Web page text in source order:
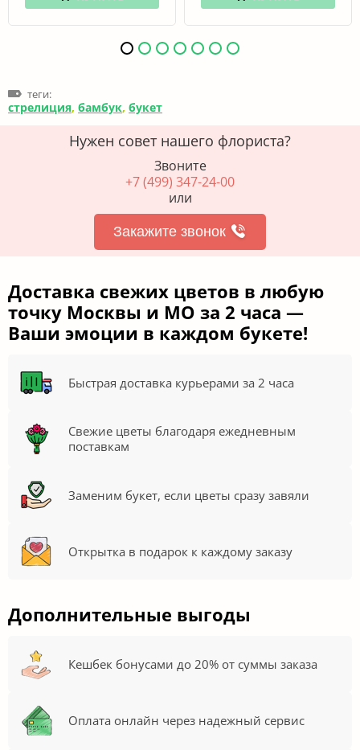
теги:
стрелиция, бамбук, букет
Нужен совет нашего флориста?
Звоните
+7 (499) 347-24-00
или
Закажите звонок
Доставка свежих цветов в любую
точку Москвы и МО за 2 часа —
Ваши эмоции в каждом букете!
Быстрая доставка курьерами за 2 часа
Свежие цветы благодаря ежедневным
поставкам
Заменим букет, если цветы сразу завяли
Открытка в подарок к каждому заказу
Дополнительные выгоды
Кешбек бонусами до 20% от суммы заказа
Оплата онлайн через надежный сервис